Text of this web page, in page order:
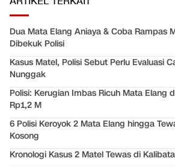
Dua Mata Elang Aniaya & Coba Rampas
Dibekuk Polisi
Kasus Matel, Polisi Sebut Perlu Evaluasi
Nunggak
Polisi: Kerugian Imbas Ricuh Mata Elang
Rp1,2 M
6 Polisi Keroyok 2 Mata Elang hingga
Kosong
Kronologi Kasus 2 Matel Tewas di